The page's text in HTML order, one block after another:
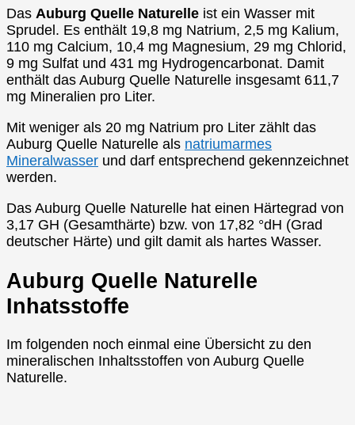
Das Auburg Quelle Naturelle ist ein Wasser mit
Sprudel. Es enthält 19,8 mg Natrium, 2,5 mg Kalium,
110 mg Calcium, 10,4 mg Magnesium, 29 mg Chlorid,
9 mg Sulfat und 431 mg Hydrogencarbonat. Damit
enthält das Auburg Quelle Naturelle insgesamt 611,7
mg Mineralien pro Liter.
Mit weniger als 20 mg Natrium pro Liter zählt das
Auburg Quelle Naturelle als natriumarmes
Mineralwasser und darf entsprechend gekennzeichnet
werden.
Das Auburg Quelle Naturelle hat einen Härtegrad von
3,17 GH (Gesamthärte) bzw. von 17,82 °dH (Grad
deutscher Härte) und gilt damit als hartes Wasser.
Auburg Quelle Naturelle
Inhatsstoffe
Im folgenden noch einmal eine Übersicht zu den
mineralischen Inhaltsstoffen von Auburg Quelle
Naturelle.